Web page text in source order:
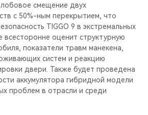
смещение двух
с 50%-ным перекрытием, что
TIGGO 9 в экстремальных
всесторонне оценит структурную
показатели травм манекена,
систем и реакцию
двери. Также будет проведена
аккумулятора гибридной модели
проблем в отрасли и среди